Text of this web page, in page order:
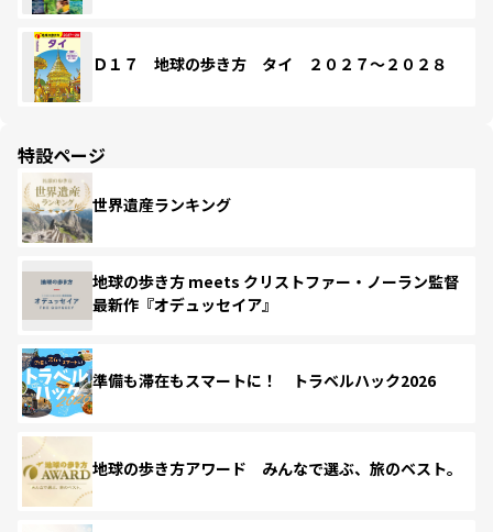
Ｄ１７ 地球の歩き方 タイ ２０２７～２０２８
特設ページ
世界遺産ランキング
地球の歩き方 meets クリストファー・ノーラン監督
最新作『オデュッセイア』
準備も滞在もスマートに！ トラベルハック2026
地球の歩き方アワード みんなで選ぶ、旅のベスト。